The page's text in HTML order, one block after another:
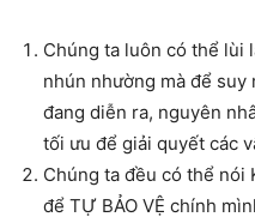
Chúng ta luôn có thể lùi
nhún nhường mà để
đang diễn ra, nguyên
tối ưu để giải quyết các
Chúng ta đều có thể nói
để TỰ BẢO VỆ chính